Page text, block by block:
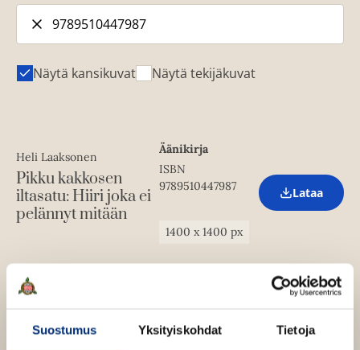
Suostumus Yksityiskohdat Tietoja
Näytä kansikuvat Näytä tekijäkuvat
Heli Laaksonen
Pikku kakkosen
iltasatu: Hiiri joka ei
pelännyt mitään
Äänikirja
ISBN
9789510447987
1400 x1400 px
O
p
i
n
n
t
Lataa